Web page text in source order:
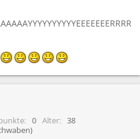
0 Alter
38